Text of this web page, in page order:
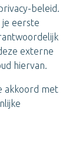
beleid.
je eerste
externe
hiervan.
akkoord met